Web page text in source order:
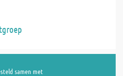
samen met